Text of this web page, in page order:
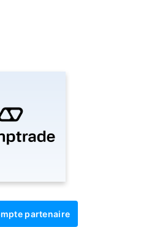
partenaire